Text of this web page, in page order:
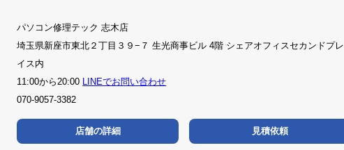
パソコン修理テック 志木店
埼玉県新座市東北２丁目３９−７ 生光商事ビル 4階 シェアオフィスセカンドプレ
イス内
11:00から20:00 LINEでお問い合わせ
070-9057-3382
店舗の詳細 見積依頼